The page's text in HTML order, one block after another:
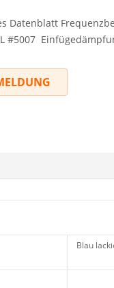
Datenblatt
#5007
Blau